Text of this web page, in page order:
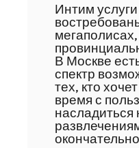
Интим
мегаполисах,
В Москве
спектр
тех, кто
время с